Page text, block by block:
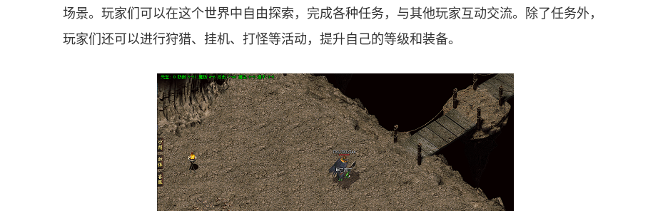
场景。玩家们可以在这个世界中自由探索，完成各种任务，与其他玩家互动交流。除了任务外，
玩家们还可以进行狩猎、挂机、打怪等活动，提升自己的等级和装备。